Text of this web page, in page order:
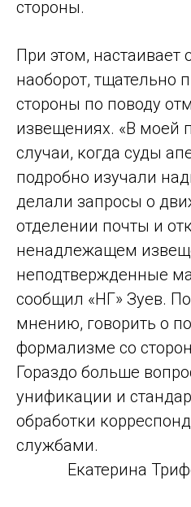
стороны.
При этом, настаивает
наоборот, тщательно
стороны по поводу
извещениях. «В моей
случаи, когда суды
подробно изучали
делали запросы о
отделении почты и
ненадлежащем
неподтвержденные
сообщил «НГ» Зуев.
мнению, говорить о
формализме со
Гораздо больше
унификации и
обработки
службами.
Екатерина